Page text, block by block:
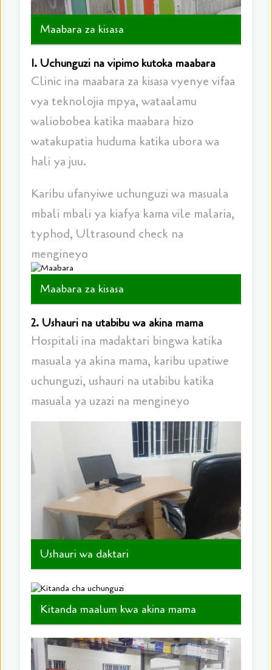
Maabara za kisasa
1. Uchunguzi na vipimo kutoka maabara
Clinic ina maabara za kisasa vyenye vifaa
vya teknolojia mpya, wataalamu
waliobobea katika maabara hizo
watakupatia huduma katika ubora wa
hali ya juu.
Karibu ufanyiwe uchunguzi wa masuala
mbali mbali ya kiafya kama vile malaria,
typhod, Ultrasound check na
mengineyo
Maabara za kisasa
2. Ushauri na utabibu wa akina mama
Hospitali ina madaktari bingwa katika
masuala ya akina mama, karibu upatiwe
uchunguzi, ushauri na utabibu katika
masuala ya uzazi na mengineyo
Ushauri wa daktari
Kitanda maalum kwa akina mama